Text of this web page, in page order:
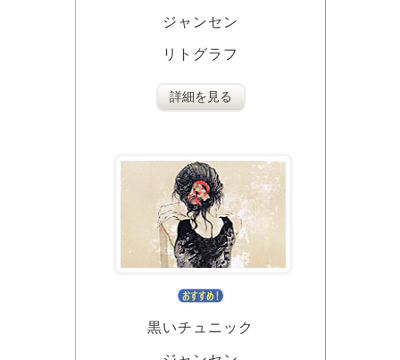
ジャンセン
リトグラフ
詳細を見る
黒いチュニック